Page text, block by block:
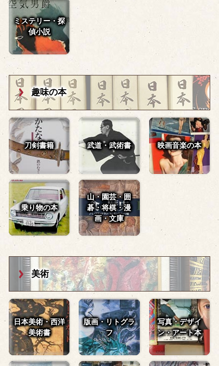
ミステリー・探
偵小説
趣味の本
刀剣書籍 武道・武術書 映画音楽の本
乗り物の本
山・園芸・囲
碁・将棋・漫
画・文庫
美術
日本美術・西洋
美術書
版画・リトグラ
フ
写真・デザイ
ン・アート本